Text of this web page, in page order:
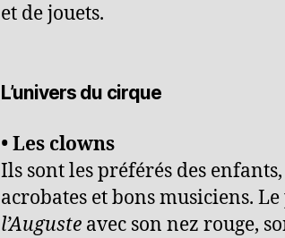
et de jouets.
L’univers du cirque
• Les clowns
Ils sont les préférés des
acrobates et bons musiciens. Le
l’Auguste avec son nez rouge,